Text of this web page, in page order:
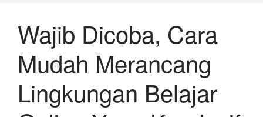
Wajib Dicoba, Cara
Mudah Merancang
Lingkungan Belajar